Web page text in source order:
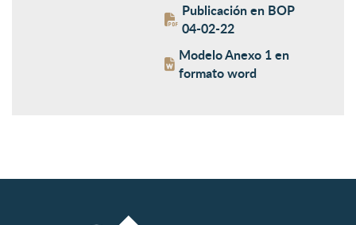
Publicación en BOP
04-02-22
Modelo Anexo 1 en
formato word